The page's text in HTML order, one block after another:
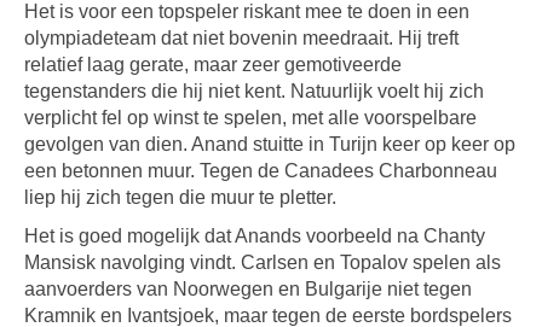
Het is voor een topspeler riskant mee te doen in een
olympiadeteam dat niet bovenin meedraait. Hij treft
relatief laag gerate, maar zeer gemotiveerde
tegenstanders die hij niet kent. Natuurlijk voelt hij zich
verplicht fel op winst te spelen, met alle voorspelbare
gevolgen van dien. Anand stuitte in Turijn keer op keer op
een betonnen muur. Tegen de Canadees Charbonneau
liep hij zich tegen die muur te pletter.
Het is goed mogelijk dat Anands voorbeeld na Chanty
Mansisk navolging vindt. Carlsen en Topalov spelen als
aanvoerders van Noorwegen en Bulgarije niet tegen
Kramnik en Ivantsjoek, maar tegen de eerste bordspelers